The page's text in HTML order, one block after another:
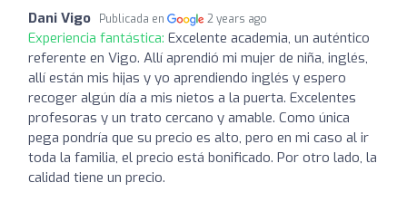
Dani Vigo Publicada en 2 years ago
Experiencia fantástica: Excelente academia, un auténtico
referente en Vigo. Allí aprendió mi mujer de niña, inglés,
allí están mis hijas y yo aprendiendo inglés y espero
recoger algún día a mis nietos a la puerta. Excelentes
profesoras y un trato cercano y amable. Como única
pega pondría que su precio es alto, pero en mi caso al ir
toda la familia, el precio está bonificado. Por otro lado, la
calidad tiene un precio.